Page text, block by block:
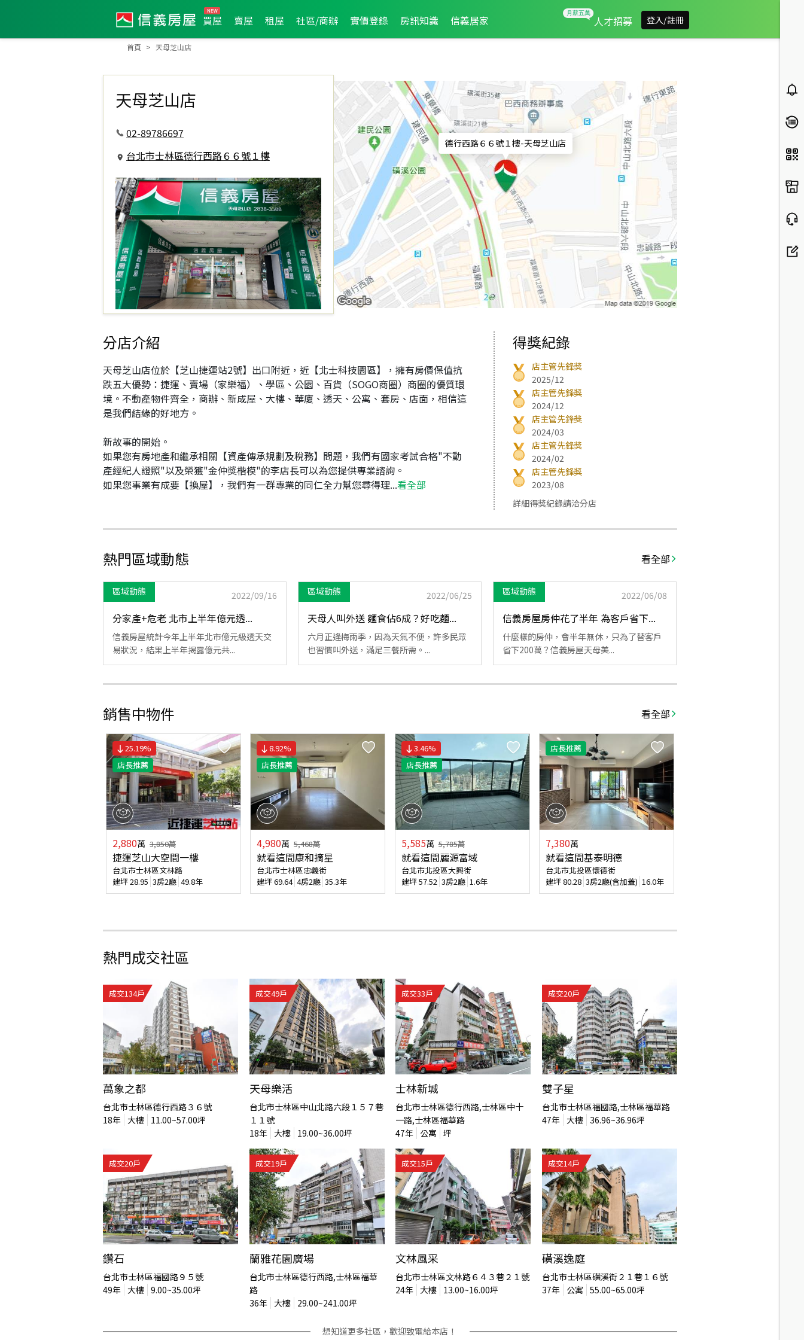
買屋 賣屋 租屋 社區/商辦 實價登錄 房訊知識 信義居家 人才招募 登入/註冊
首頁 天母芝山店
天母芝山店
02-89786697
台北市士林區德行西路６６號１樓
德行西路６６號１樓-天母芝山店
分店介紹
天母芝山店位於【芝山捷運站2號】出口附近，近【北士科技園區】，擁有房價保值抗
跌五大優勢：捷運、賣場（家樂福）、學區、公園、百貨（SOGO商圈）商圈的優質環
境。不動產物件齊全，商辦、新成屋、大樓、華廈、透天、公寓、套房、店面，相信這
是我們結緣的好地方。
新故事的開始。
如果您有房地產和繼承相關【資產傳承規劃及稅務】問題，我們有國家考試合格"不動
產經紀人證照"以及榮獲"金仲獎楷模"的李店長可以為您提供專業諮詢。
如果您事業有成要【換屋】，我們有一群專業的同仁全力幫您尋得理...看全部
得獎紀錄
店主管先鋒獎
2025/12
店主管先鋒獎
2024/12
店主管先鋒獎
2024/03
店主管先鋒獎
2024/02
店主管先鋒獎
2023/08
詳細得獎紀錄請洽分店
熱門區域動態 看全部
區域動態 2022/09/16
分家產+危老 北市上半年億元透...
信義房屋統計今年上半年北市億元級透天交
易狀況，結果上半年揭露億元共...
區域動態 2022/06/25
天母人叫外送 麵食佔6成？好吃麵...
六月正逢梅雨季，因為天氣不便，許多民眾
也習慣叫外送，滿足三餐所需。...
區域動態 2022/06/08
信義房屋房仲花了半年 為客戶省下...
什麼樣的房仲，會半年無休，只為了替客戶
省下200萬？信義房屋天母美...
銷售中物件 看全部
25.19%
店長推薦
2,880萬 3,850萬
捷運芝山大空間一樓
台北市士林區文林路
建坪28.95 3房2廳 49.8年
8.92%
店長推薦
4,980萬 5,468萬
就看這間康和摘星
台北市士林區忠義街
建坪69.64 4房2廳 35.3年
3.46%
店長推薦
5,585萬 5,785萬
就看這間麗源富域
台北市北投區大興街
建坪57.52 3房2廳 1.6年
店長推薦
7,380萬
就看這間基泰明德
台北市北投區懷德街
建坪80.28 3房2廳(含加蓋) 16.0年
熱門成交社區
成交134戶
萬象之都
台北市士林區德行西路３６號
18年 大樓 11.00~57.00坪
成交49戶
天母樂活
台北市士林區中山北路六段１５７巷
１１號
18年 大樓 19.00~36.00坪
成交33戶
士林新城
台北市士林區德行西路,士林區中十
一路,士林區福華路
47年 公寓 坪
成交20戶
雙子星
台北市士林區福國路,士林區福華路
47年 大樓 36.96~36.96坪
成交20戶
鑽石
台北市士林區福國路９５號
49年 大樓 9.00~35.00坪
成交19戶
蘭雅花園廣場
台北市士林區德行西路,士林區福華
路
36年 大樓 29.00~241.00坪
成交15戶
文林風采
台北市士林區文林路６４３巷２１號
24年 大樓 13.00~16.00坪
成交14戶
磺溪逸庭
台北市士林區磺溪街２１巷１６號
37年 公寓 55.00~65.00坪
想知道更多社區，歡迎致電給本店！